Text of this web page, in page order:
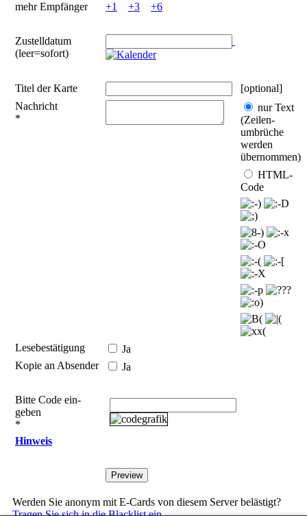
mehr Empfänger
+1 +3 +6
Zustelldatum
(leer=sofort)
Titel der Karte
[optional]
Nachricht
*
nur Text
(Zeilen­
umbrüche
werden
übernommen)
HTML-
Code
Lesebestätigung
Ja
Kopie an Absender
Ja
Bitte Code ein­
geben
*
Hinweis
Werden Sie anonym mit E-Cards von diesem Server belästigt?